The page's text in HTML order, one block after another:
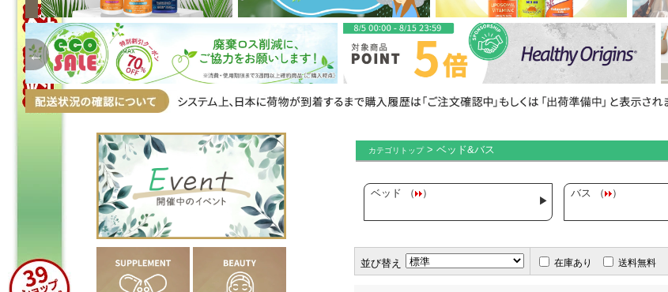
カテゴリトップ> ベッド&バス
ベッド （ ） バス （ ）
並び替え 在庫あり 送料無料